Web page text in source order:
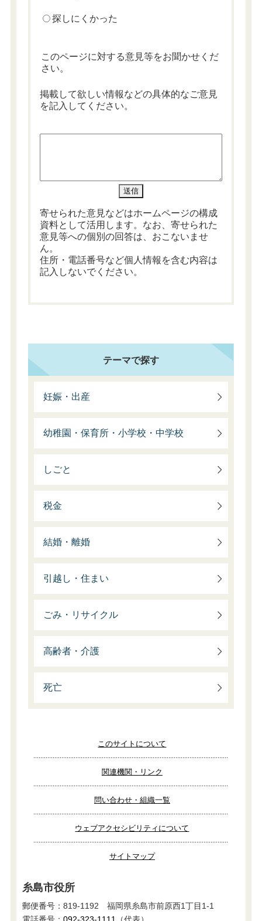
探しにくかった
このページに対する意見等をお聞かせくだ
さい。
掲載して欲しい情報などの具体的なご意見
を記入してください。
寄せられた意見などはホームページの構成
資料として活用します。なお、寄せられた
意見等への個別の回答は、おこないませ
ん。
住所・電話番号など個人情報を含む内容は
記入しないでください。
テーマで探す
妊娠・出産
幼稚園・保育所・小学校・中学校
しごと
税金
結婚・離婚
引越し・住まい
ごみ・リサイクル
高齢者・介護
死亡
このサイトについて
関連機関・リンク
問い合わせ・組織一覧
ウェブアクセシビリティについて
サイトマップ
糸島市役所
郵便番号：819-1192 福岡県糸島市前原西1丁目1-1
電話番号： 092-323-1111 （代表）